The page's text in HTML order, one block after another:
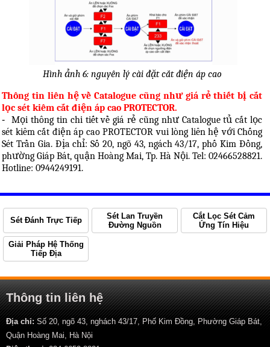
Hình ảnh 6: nguyên lý cài đặt cắt điện áp cao
Thông tin liên hệ về Catalogue cũng như giá rẻ thiết bị cắt
lọc sét kiêm cắt điện áp cao PROTECTOR.
-
Mọi thông tin chi tiết về giá rẻ cũng như Catalogue tủ cắt lọc
sét kiêm cắt điện áp cao PROTECTOR vui lòng liên hệ với Chống
Sét Trần Gia. Địa chỉ: Số 20, ngõ 43, ngách 43/17, phố Kim Đồng,
phường Giáp Bát, quận Hoàng Mai, Tp. Hà Nội. Tel: 02466528821.
Hotline: 0944249191.
Sét Đánh Trực Tiếp
Sét Lan Truyền
Đường Nguồn
Cắt Lọc Sét Cảm
Ứng Tín Hiệu
Giải Pháp Hệ Thống
Tiếp Địa
Thông tin liên hệ
Địa chỉ: Số 20, ngõ 43, nghách 43/17, Phố Kim Đồng, Phường Giáp Bát,
Quận Hoàng Mai, Hà Nội